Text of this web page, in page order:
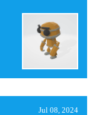
Jul 08, 2024